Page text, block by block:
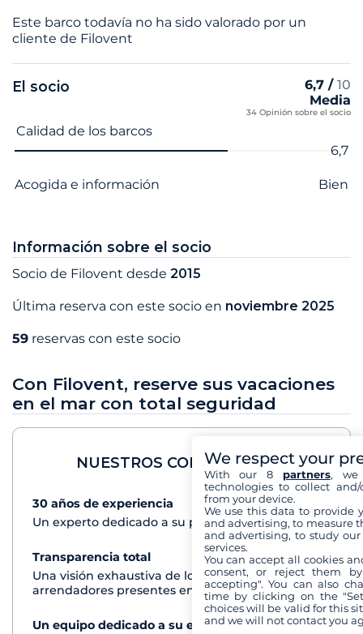
Este barco todavía no ha sido valorado por un
cliente de Filovent
El socio 6,7 / 10
Media
34 Opinión sobre el socio
Nombre del criterio
Calidad de los barcos
6,7
Acogida e información Bien
Información sobre el socio
Socio de Filovent desde 2015
Última reserva con este socio en noviembre 2025
59 reservas con este socio
Con Filovent, reserve sus vacaciones
en el mar con total seguridad
NUESTROS COMPROMISOS
30 años de experiencia
Un experto dedicado a su proyecto de crucero
Transparencia total
Ver+
Una visión exhaustiva de los barcos de todos los
arrendadores presentes en cada destino
Un equipo dedicado a su experiencia
Ver+
We respect your
With our 8 partners, we
technologies to collect
from your device.
We use this data to provide
and advertising, to measure
and advertising, to study
services.
You can accept all cookies
consent, or reject them
accepting". You can also
time by clicking on the
choices will be valid for this
and we will not contact you